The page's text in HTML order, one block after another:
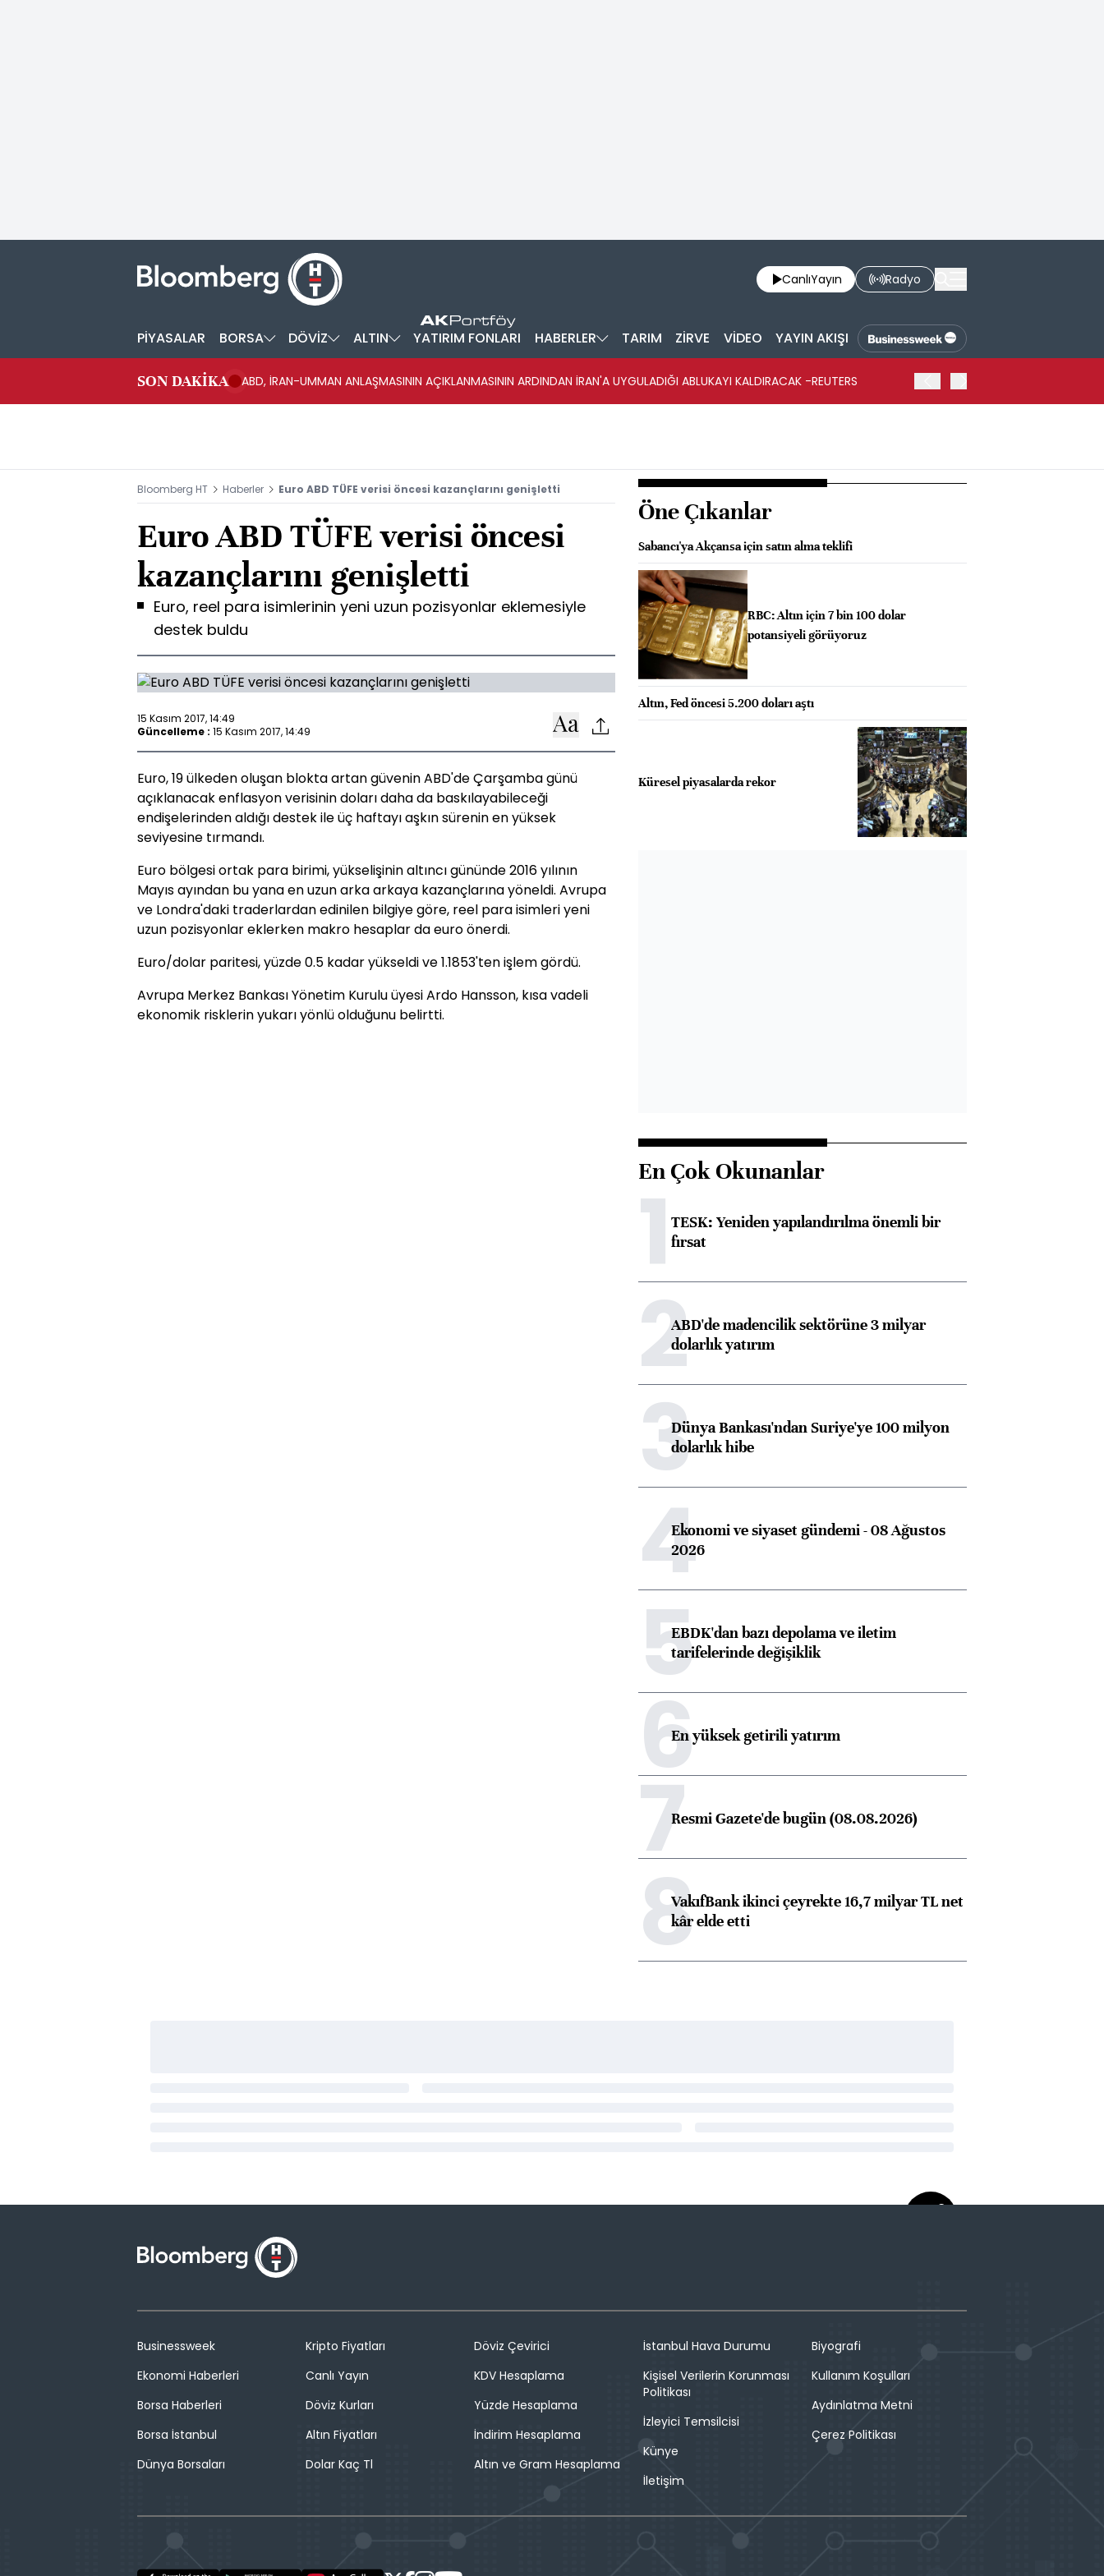
CanlıYayın Radyo
PİYASALAR BORSA DÖVİZ ALTIN YATIRIM FONLARI HABERLER TARIM ZİRVE VİDEO YAYIN AKIŞI
SON DAKİKA ABD, İRAN-UMMAN ANLAŞMASININ AÇIKLANMASININ ARDINDAN İRAN'A UYGULADIĞI ABLUKAYI KALDIRACAK -REUTERS
Bloomberg HT Haberler Euro ABD TÜFE verisi öncesi kazançlarını genişletti
Euro ABD TÜFE verisi öncesi
kazançlarını genişletti
Euro, reel para isimlerinin yeni uzun pozisyonlar eklemesiyle
destek buldu
15 Kasım 2017, 14:49
Güncelleme : 15 Kasım 2017, 14:49
Euro, 19 ülkeden oluşan blokta artan güvenin ABD'de Çarşamba günü
açıklanacak enflasyon verisinin doları daha da baskılayabileceği
endişelerinden aldığı destek ile üç haftayı aşkın sürenin en yüksek
seviyesine tırmandı.
Euro bölgesi ortak para birimi, yükselişinin altıncı gününde 2016 yılının
Mayıs ayından bu yana en uzun arka arkaya kazançlarına yöneldi. Avrupa
ve Londra'daki traderlardan edinilen bilgiye göre, reel para isimleri yeni
uzun pozisyonlar eklerken makro hesaplar da euro önerdi.
Euro/dolar paritesi, yüzde 0.5 kadar yükseldi ve 1.1853'ten işlem gördü.
Avrupa Merkez Bankası Yönetim Kurulu üyesi Ardo Hansson, kısa vadeli
ekonomik risklerin yukarı yönlü olduğunu belirtti.
Öne Çıkanlar
Sabancı'ya Akçansa için satın alma teklifi
RBC: Altın için 7 bin 100 dolar
potansiyeli görüyoruz
Altın, Fed öncesi 5.200 doları aştı
Küresel piyasalarda rekor
En Çok Okunanlar
1TESK: Yeniden yapılandırılma önemli bir
fırsat
2ABD'de madencilik sektörüne 3 milyar
dolarlık yatırım
3Dünya Bankası'ndan Suriye'ye 100 milyon
dolarlık hibe
4Ekonomi ve siyaset gündemi - 08 Ağustos
2026
5EBDK'dan bazı depolama ve iletim
tarifelerinde değişiklik
6En yüksek getirili yatırım
7Resmi Gazete'de bugün (08.08.2026)
8VakıfBank ikinci çeyrekte 16,7 milyar TL net
kâr elde etti
Businessweek
Ekonomi Haberleri
Borsa Haberleri
Borsa İstanbul
Dünya Borsaları
Kripto Fiyatları
Canlı Yayın
Döviz Kurları
Altın Fiyatları
Dolar Kaç Tl
Döviz Çevirici
KDV Hesaplama
Yüzde Hesaplama
İndirim Hesaplama
Altın ve Gram Hesaplama
İstanbul Hava Durumu
Kişisel Verilerin Korunması
Politikası
İzleyici Temsilcisi
Künye
İletişim
Biyografi
Kullanım Koşulları
Aydınlatma Metni
Çerez Politikası